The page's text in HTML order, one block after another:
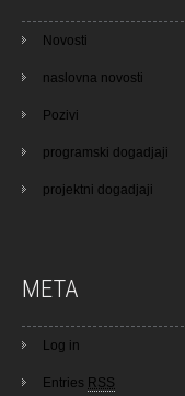
Novosti
naslovna novosti
Pozivi
programski dogadjaji
projektni dogadjaji
META
Log in
Entries RSS